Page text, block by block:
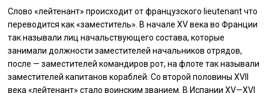
Слово «лейтенант» происходит от французского lieutenant что
переводится как «заместитель». В начале XV века во Франции
так называли лиц начальствующего состава, которые
занимали должности заместителей начальников отрядов,
после — заместителей командиров рот, на флоте так называли
заместителей капитанов кораблей. Со второй половины XVII
века «лейтенант» стало воинским званием. В Испании XV—XVI